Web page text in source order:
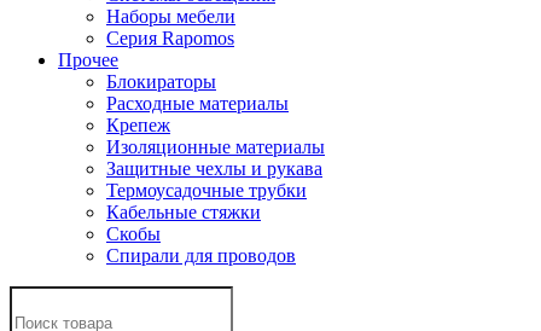
Наборы мебели
Серия Rapomos
Прочее
Блокираторы
Расходные материалы
Крепеж
Изоляционные материалы
Защитные чехлы и рукава
Термоусадочные трубки
Кабельные стяжки
Скобы
Спирали для проводов